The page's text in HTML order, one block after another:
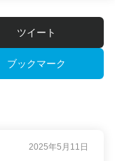
ツイート
ブックマーク
2025年5月11日